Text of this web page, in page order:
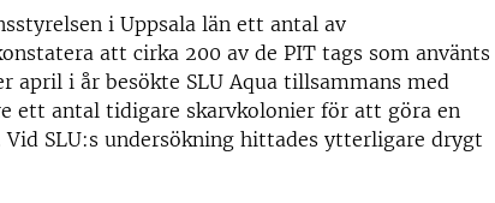
i Uppsala län ett antal av
att cirka 200 av de PIT tags som använts
april i år besökte SLU Aqua tillsammans med
ett antal tidigare skarvkolonier för att göra en
SLU:s undersökning hittades ytterligare drygt